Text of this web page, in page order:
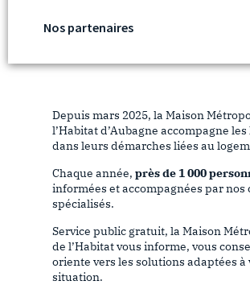
Nos partenaires
Depuis mars 2025, la Maison
l’Habitat d’Aubagne accompagne
dans leurs démarches liées au
Chaque année, près de 1 000
informées et accompagnées par nos
spécialisés.
Service public gratuit, la Maison
de l’Habitat vous informe, vous
oriente vers les solutions adaptées à
situation.